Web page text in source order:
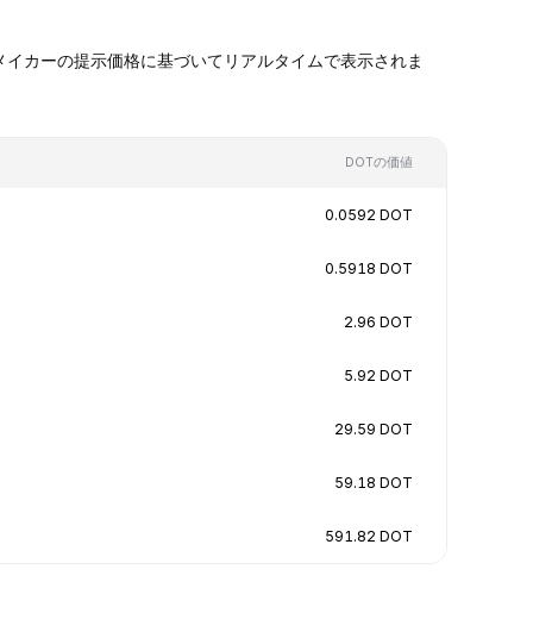
カーの提示価格に基づいてリアルタイムで表示されま
DOTの価値
0.0592 DOT
0.5918 DOT
2.96 DOT
5.92 DOT
29.59 DOT
59.18 DOT
591.82 DOT